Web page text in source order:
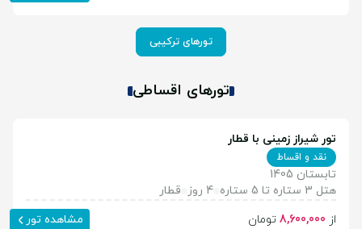
تورهای ترکیبی
تورهای اقساطی
تور شیراز زمینی با قطار
نقد و اقساط
تابستان 1405
هتل 3 ستاره تا 5 ستاره
4 روز
قطار
از 8,600,000 تومان مشاهده تور